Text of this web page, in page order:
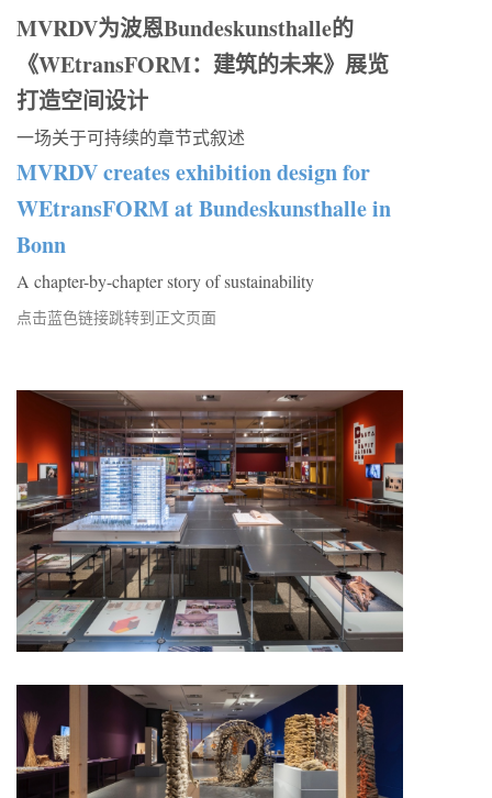
MVRDV为波恩Bundeskunsthalle的
《WEtransFORM：建筑的未来》展览
打造空间设计
一场关于可持续的章节式叙述
MVRDV creates exhibition design for
WEtransFORM at Bundeskunsthalle in
Bonn
A chapter-by-chapter story of sustainability
点击蓝色链接跳转到正文页面